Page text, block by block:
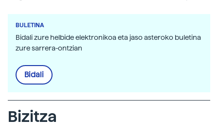
BULETINA
Bidali zure helbide elektronikoa eta jaso asteroko buletina
zure sarrera-ontzian
Bidali
Bizitza